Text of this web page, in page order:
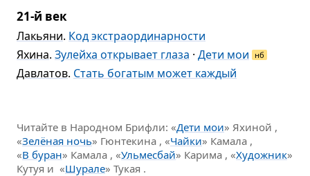
21-й век
Лакьяни. Код экстраординарности
Яхина. Зулейха открывает глаза · Дети мои нб
Давлатов. Стать богатым может каждый
Читайте в Народном Брифли: «Дети мои» Яхиной ,
«Зелёная ночь» Гюнтекина , «Чайки» Камала ,
«В буран» Камала , «Ульмесбай» Карима , «Художник»
Кутуя и «Шурале» Тукая .